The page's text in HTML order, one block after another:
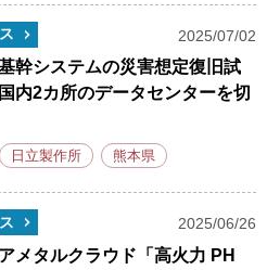
2025/07/02
幹システムの災害想定復旧試
内2カ所のデータセンターを切
日立製作所 熊本県
2025/06/26
メタルクラウド「高火力 PH